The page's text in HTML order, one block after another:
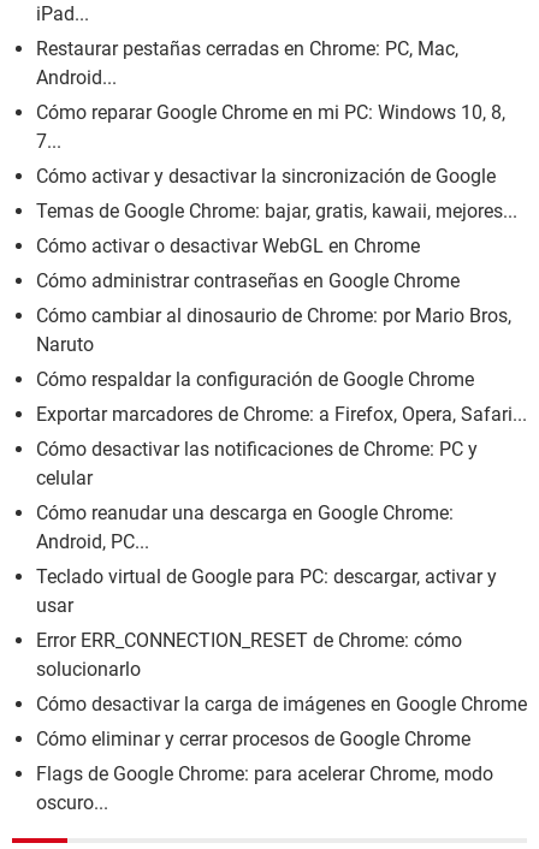
iPad...
Restaurar pestañas cerradas en Chrome: PC, Mac,
Android...
Cómo reparar Google Chrome en mi PC: Windows 10, 8,
7...
Cómo activar y desactivar la sincronización de Google
Temas de Google Chrome: bajar, gratis, kawaii, mejores...
Cómo activar o desactivar WebGL en Chrome
Cómo administrar contraseñas en Google Chrome
Cómo cambiar al dinosaurio de Chrome: por Mario Bros,
Naruto
Cómo respaldar la configuración de Google Chrome
Exportar marcadores de Chrome: a Firefox, Opera, Safari...
Cómo desactivar las notificaciones de Chrome: PC y
celular
Cómo reanudar una descarga en Google Chrome:
Android, PC...
Teclado virtual de Google para PC: descargar, activar y
usar
Error ERR_CONNECTION_RESET de Chrome: cómo
solucionarlo
Cómo desactivar la carga de imágenes en Google Chrome
Cómo eliminar y cerrar procesos de Google Chrome
Flags de Google Chrome: para acelerar Chrome, modo
oscuro...